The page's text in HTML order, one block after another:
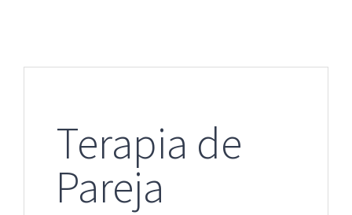
Terapia de
Pareja